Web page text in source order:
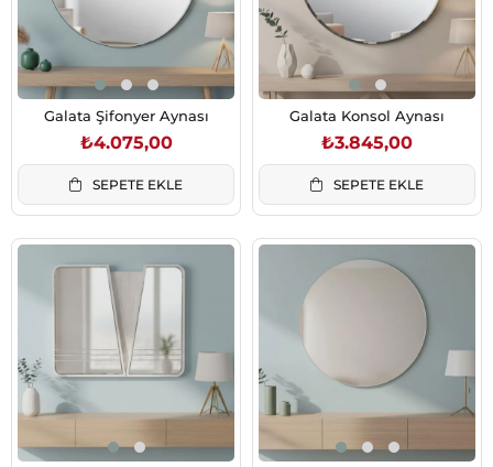
Galata Şifonyer Aynası
₺4.075,00
SEPETE EKLE
Galata Konsol Aynası
₺3.845,00
SEPETE EKLE